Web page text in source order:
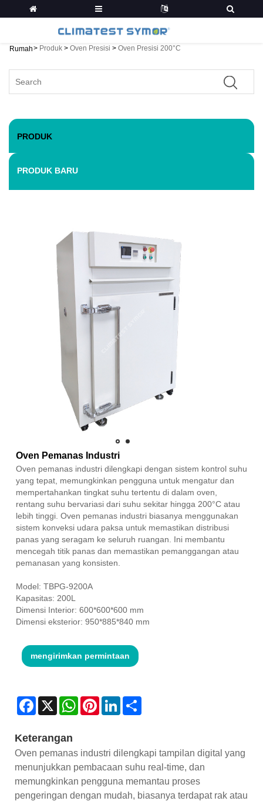
Rumah> Produk > Oven Presisi > Oven Presisi 200°C
PRODUK
PRODUK BARU
Oven Pemanas Industri
Oven pemanas industri dilengkapi dengan sistem kontrol suhu
yang tepat, memungkinkan pengguna untuk mengatur dan
mempertahankan tingkat suhu tertentu di dalam oven,
rentang suhu bervariasi dari suhu sekitar hingga 200°C atau
lebih tinggi. Oven pemanas industri biasanya menggunakan
sistem konveksi udara paksa untuk memastikan distribusi
panas yang seragam ke seluruh ruangan. Ini membantu
mencegah titik panas dan memastikan pemanggangan atau
pemanasan yang konsisten.
Model: TBPG-9200A
Kapasitas: 200L
Dimensi Interior: 600*600*600 mm
Dimensi eksterior: 950*885*840 mm
mengirimkan permintaan
Facebook
X WhatsAppPinterestLinkedIn
Keterangan
Oven pemanas industri dilengkapi tampilan digital yang
menunjukkan pembacaan suhu real-time, dan
memungkinkan pengguna memantau proses
pengeringan dengan mudah, biasanya terdapat rak atau